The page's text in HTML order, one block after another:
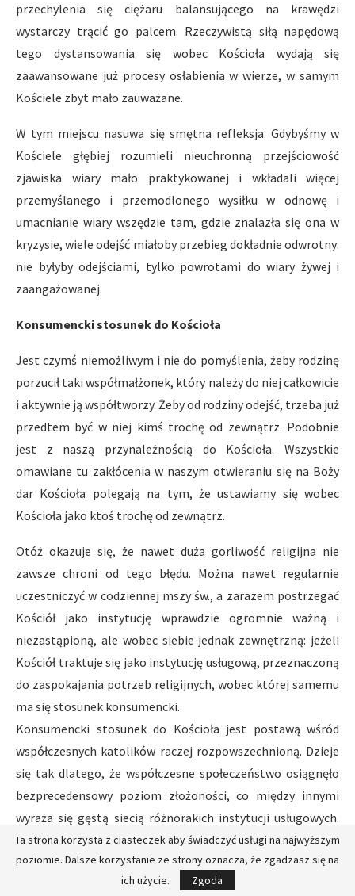
przechylenia się ciężaru balansującego na krawędzi
wystarczy trącić go palcem. Rzeczywistą siłą napędową
tego dystansowania się wobec Kościoła wydają się
zaawansowane już procesy osłabienia w wierze, w samym
Kościele zbyt mało zauważane.
W tym miejscu nasuwa się smętna refleksja. Gdybyśmy w
Kościele głębiej rozumieli nieuchronną przejściowość
zjawiska wiary mało praktykowanej i wkładali więcej
przemyślanego i przemodlonego wysiłku w odnowę i
umacnianie wiary wszędzie tam, gdzie znalazła się ona w
kryzysie, wiele odejść miałoby przebieg dokładnie odwrotny:
nie byłyby odejściami, tylko powrotami do wiary żywej i
zaangażowanej.
Konsumencki stosunek do Kościoła
Jest czymś niemożliwym i nie do pomyślenia, żeby rodzinę
porzucił taki współmałżonek, który należy do niej całkowicie
i aktywnie ją współtworzy. Żeby od rodziny odejść, trzeba już
przedtem być w niej kimś trochę od zewnątrz. Podobnie
jest z naszą przynależnością do Kościoła. Wszystkie
omawiane tu zakłócenia w naszym otwieraniu się na Boży
dar Kościoła polegają na tym, że ustawiamy się wobec
Kościoła jako ktoś trochę od zewnątrz.
Otóż okazuje się, że nawet duża gorliwość religijna nie
zawsze chroni od tego błędu. Można nawet regularnie
uczestniczyć w codziennej mszy św., a zarazem postrzegać
Kościół jako instytucję wprawdzie ogromnie ważną i
niezastąpioną, ale wobec siebie jednak zewnętrzną: jeżeli
Kościół traktuje się jako instytucję usługową, przeznaczoną
do zaspokajania potrzeb religijnych, wobec której samemu
ma się stosunek konsumencki.
Konsumencki stosunek do Kościoła jest postawą wśród
współczesnych katolików raczej rozpowszechnioną. Dzieje
się tak dlatego, że współczesne społeczeństwo osiągnęło
bezprecedensowy poziom złożoności, co między innymi
wyraża się gęstą siecią różnorakich instytucji usługowych.
Pokusa patrzenia na Kościół jako na jedną z instytucji
usługowych, nastawiającą się mianowicie na zaspokajanie
potrzeb duchowych, stała się w tej sytuacji czymś
Ta strona korzysta z ciasteczek aby świadczyć usługi na najwyższym
poziomie. Dalsze korzystanie ze strony oznacza, że zgadzasz się na
ich użycie.
Zgoda